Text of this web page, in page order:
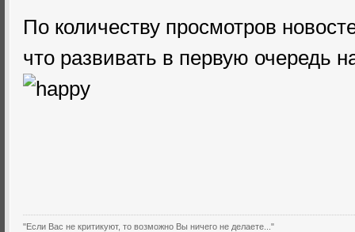
По количеству просмотров
что развивать в первую очередь
"Если Вас не критикуют, то возможно Вы ничего не делаете..."